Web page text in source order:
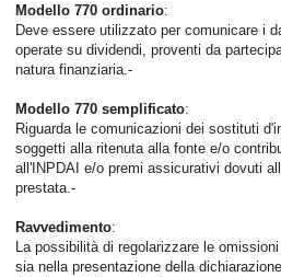
Modello 770 ordinario:
Deve essere utilizzato per comunicare i
operate su dividendi, proventi da
natura finanziaria.-
Modello 770 semplificato:
Riguarda le comunicazioni dei sostituti
soggetti alla ritenuta alla fonte e/o
all'INPDAI e/o premi assicurativi dovuti
prestata.-
Ravvedimento:
La possibilità di regolarizzare le
sia nella presentazione della